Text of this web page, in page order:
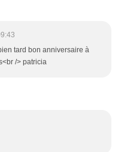
tard bon anniversaire à
/> patricia